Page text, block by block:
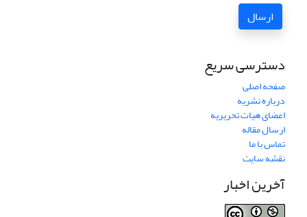
ارسال
دسترسی سریع
صفحه اصلی
درباره نشریه
اعضای هیات تحریریه
ارسال مقاله
تماس با ما
نقشه سایت
آخرین اخبار